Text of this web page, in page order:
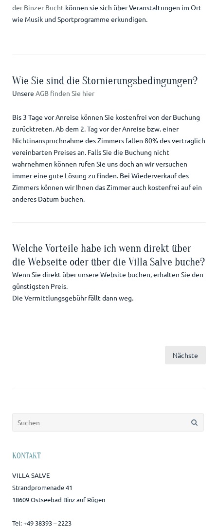
der Binzer Bucht können sie sich über Veranstaltungen im Ort
wie Musik und Sportprogramme erkundigen.
Wie Sie sind die Stornierungsbedingungen?
Unsere AGB finden Sie hier
Bis 3 Tage vor Anreise können Sie kostenfrei von der Buchung
zurücktreten. Ab dem 2. Tag vor der Anreise bzw. einer
Nichtinanspruchnahme des Zimmers fallen 80% des vertraglich
vereinbarten Preises an. Falls Sie die Buchung nicht
wahrnehmen können rufen Sie uns doch an wir versuchen
immer eine gute Lösung zu finden. Bei Wiederverkauf des
Zimmers können wir Ihnen das Zimmer auch kostenfrei auf ein
anderes Datum buchen.
Welche Vorteile habe ich wenn direkt über
die Webseite oder über die Villa Salve buche?
Wenn Sie direkt über unsere Website buchen, erhalten Sie den
günstigsten Preis.
Die Vermittlungsgebühr fällt dann weg.
Nächste
Suchen
KONTAKT
VILLA SALVE
Strandpromenade 41
18609 Ostseebad Binz auf Rügen
Tel: +49 38393 – 2223